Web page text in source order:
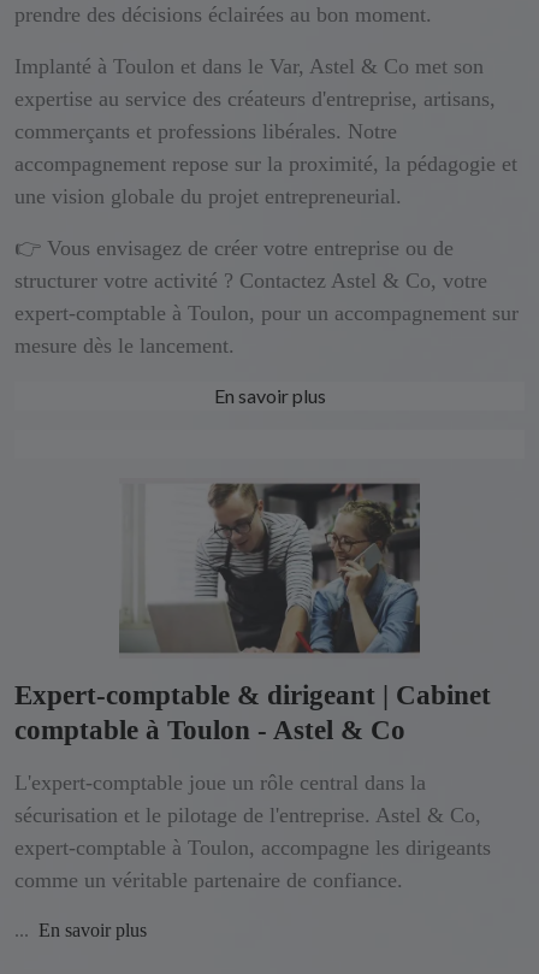
prendre des décisions éclairées au bon moment.
Implanté à Toulon et dans le Var, Astel & Co met son
expertise au service des créateurs d'entreprise, artisans,
commerçants et professions libérales. Notre
accompagnement repose sur la proximité, la pédagogie et
une vision globale du projet entrepreneurial.
👉 Vous envisagez de créer votre entreprise ou de
structurer votre activité ? Contactez Astel & Co, votre
expert-comptable à Toulon, pour un accompagnement sur
mesure dès le lancement.
En savoir plus
Expert-comptable & dirigeant | Cabinet
comptable à Toulon - Astel & Co
L'expert-comptable joue un rôle central dans la
sécurisation et le pilotage de l'entreprise. Astel & Co,
expert-comptable à Toulon, accompagne les dirigeants
comme un véritable partenaire de confiance.
... En savoir plus